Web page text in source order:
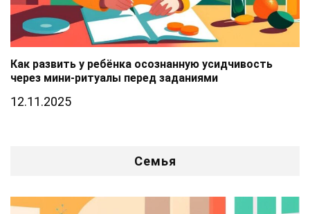
Как развить у ребёнка осознанную усидчивость
через мини-ритуалы перед заданиями
12.11.2025
Семья